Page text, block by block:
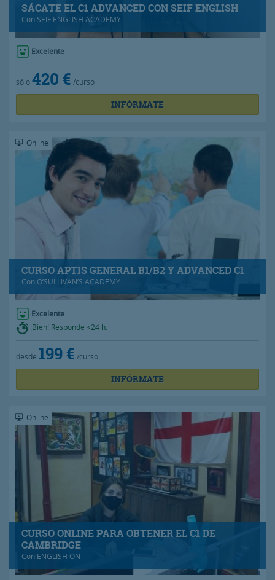
SÁCATE EL C1 ADVANCED CON SEIF ENGLISH
Con SEIF ENGLISH ACADEMY
Excelente
sólo420 € /curso
INFÓRMATE
CURSO APTIS GENERAL B1/B2 Y ADVANCED C1
Con O’SULLIVAN’S ACADEMY
Online
Excelente
¡Bien! Responde <24 h.
desde 199 € /curso
INFÓRMATE
CURSO ONLINE PARA OBTENER EL C1 DE
CAMBRIDGE
Con ENGLISH ON
Online